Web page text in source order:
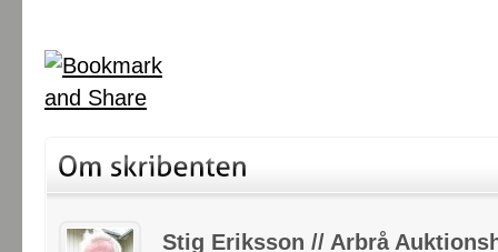
Stig Eriksson // Arbrå